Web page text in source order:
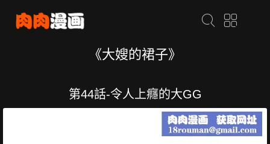
《大嫂的裙子》
第44話-令人上癮的大GG